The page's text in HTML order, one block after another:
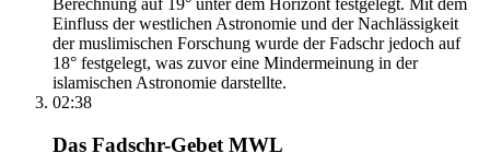
Einfluss der westlichen Astronomie und der Nachlässigkeit
der muslimischen Forschung wurde der Fadschr jedoch auf
18° festgelegt, was zuvor eine Mindermeinung in der
islamischen Astronomie darstellte.
02:38
Das Fadschr-Gebet MWL